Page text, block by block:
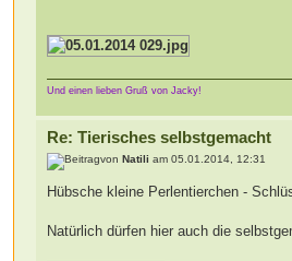
Und einen lieben Gruß von Jacky!
Re: Tierisches selbstgemacht
vonNatili am 05.01.2014, 12:31
Hübsche kleine Perlentierchen -
Natürlich dürfen hier auch die